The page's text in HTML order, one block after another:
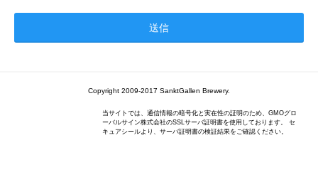
Copyright 2009-2017 SanktGallen Brewery.
当サイトでは、通信情報の暗号化と実在性の証明のため、GMOグロ
ーバルサイン株式会社のSSLサーバ証明書を使用しております。 セ
キュアシールより、サーバ証明書の検証結果をご確認ください。